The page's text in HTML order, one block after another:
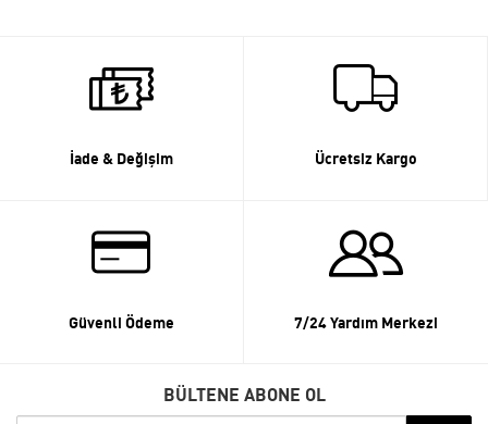
İade & Değişim Ücretsiz Kargo
Güvenli Ödeme 7/24 Yardım Merkezi
BÜLTENE ABONE OL